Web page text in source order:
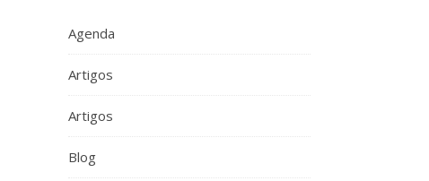
Agenda
Artigos
Artigos
Blog